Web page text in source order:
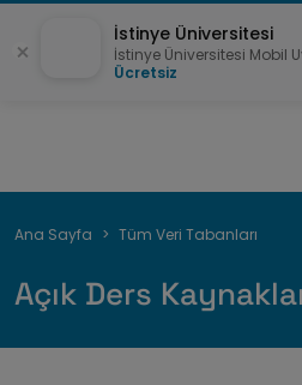
Breadcrumb
Ana Sayfa Tüm Veri Tabanları
Açık Ders
İstinye Üniversitesi
İstinye Üniversitesi Mobil
Ücretsiz